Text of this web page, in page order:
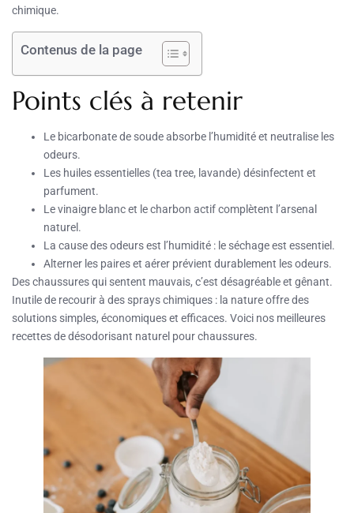
chimique.
Contenus de la page
Points clés à retenir
Le bicarbonate de soude absorbe l’humidité et neutralise les
odeurs.
Les huiles essentielles (tea tree, lavande) désinfectent et
parfument.
Le vinaigre blanc et le charbon actif complètent l’arsenal
naturel.
La cause des odeurs est l’humidité : le séchage est essentiel.
Alterner les paires et aérer prévient durablement les odeurs.
Des chaussures qui sentent mauvais, c’est désagréable et gênant.
Inutile de recourir à des sprays chimiques : la nature offre des
solutions simples, économiques et efficaces. Voici nos meilleures
recettes de désodorisant naturel pour chaussures.